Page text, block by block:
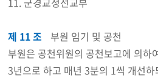
제 11 조
부원 임기 및 공천
부원은 공천위원의 공천보고에 의하
3년으로 하고 매년 3분의 1씩 개선